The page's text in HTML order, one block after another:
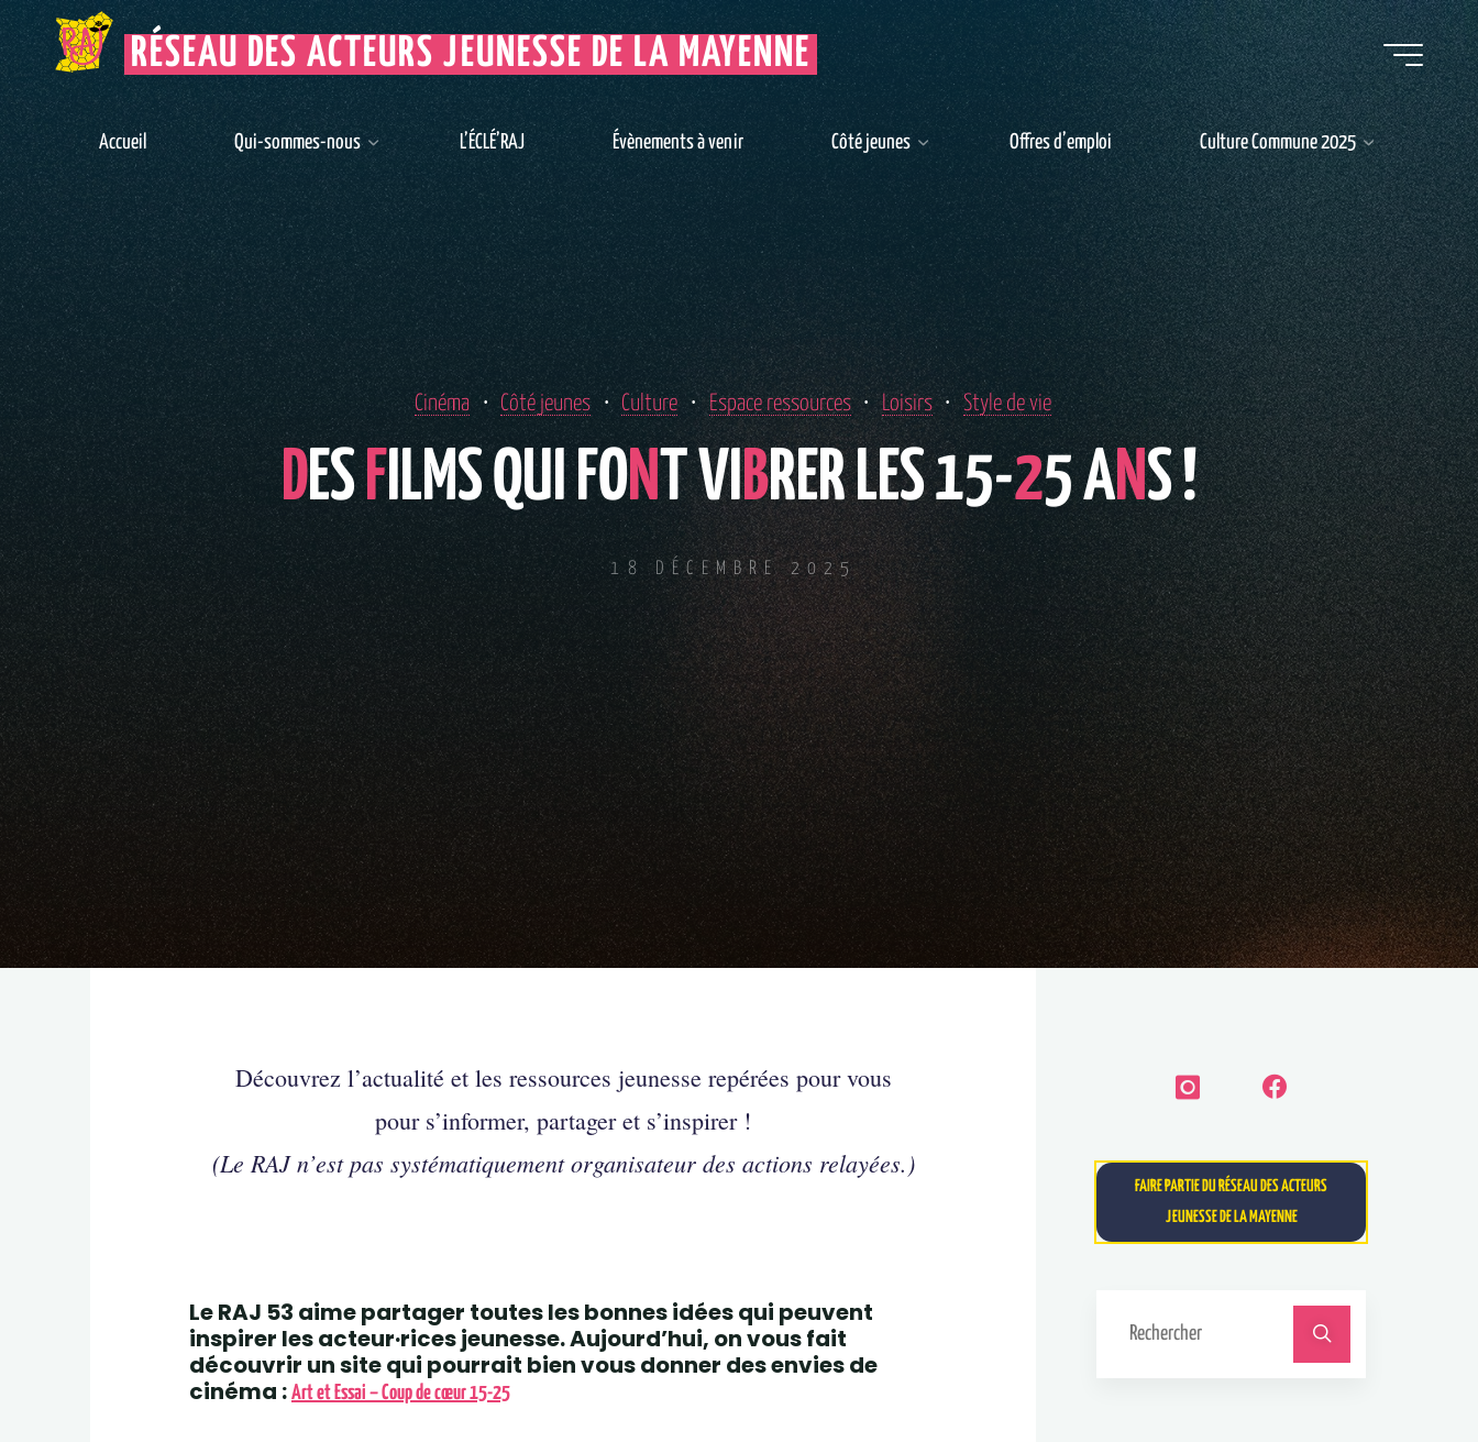
RÉSEAU DES ACTEURS JEUNESSE DE LA MAYENNE
Accueil Qui-sommes-nous L’ÉCLÉ’RAJ Évènements à venir Côté jeunes Offres d’emploi Culture Commune 2025
Cinéma Côté jeunes Culture Espace ressources Loisirs Style de vie
DES FILMSQUI FONTVIBRERLES15-25ANS!
18 DÉCEMBRE 2025
Découvrez l’actualité et les ressources jeunesse repérées pour vous
pour s’informer, partager et s’inspirer !
(Le RAJ n’est pas systématiquement organisateur des actions relayées.)
Le RAJ 53 aime partager toutes les bonnes idées qui peuvent
inspirer les acteur·rices jeunesse. Aujourd’hui, on vous fait
découvrir un site qui pourrait bien vous donner des envies de
cinéma : Art et Essai – Coup de cœur 15-25
FAIRE PARTIE DU RÉSEAU DES ACTEURS
JEUNESSE DE LA MAYENNE